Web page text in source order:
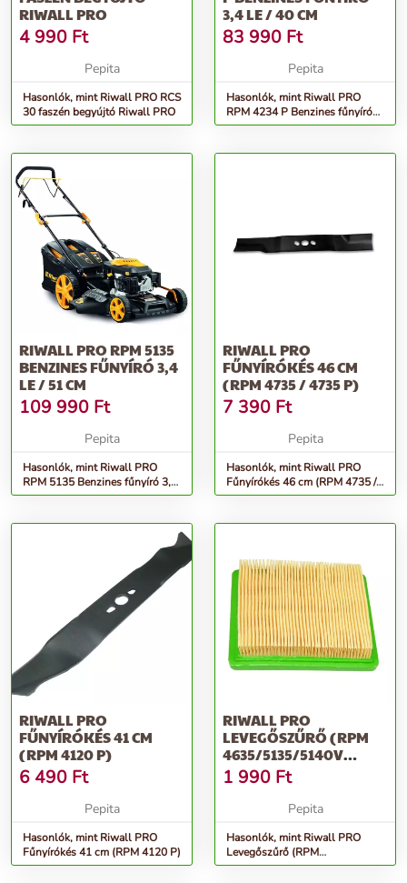
RIWALL PRO
4 990 Ft
Pepita
Hasonlók, mint Riwall PRO RCS
30 faszén begyújtó Riwall PRO
3,4 LE / 40 CM
83 990 Ft
Pepita
Hasonlók, mint Riwall PRO
RPM 4234 P Benzines fűnyíró
3,4 LE / 40 cm
RIWALL PRO RPM 5135
BENZINES FŰNYÍRÓ 3,4
LE / 51 CM
109 990 Ft
Pepita
Hasonlók, mint Riwall PRO
RPM 5135 Benzines fűnyíró 3,4
LE / 51 cm
RIWALL PRO
FŰNYÍRÓKÉS 46 CM
(RPM 4735 / 4735 P)
7 390 Ft
Pepita
Hasonlók, mint Riwall PRO
Fűnyírókés 46 cm (RPM 4735 /
4735 P)
RIWALL PRO
FŰNYÍRÓKÉS 41 CM
(RPM 4120 P)
6 490 Ft
Pepita
Hasonlók, mint Riwall PRO
Fűnyírókés 41 cm (RPM 4120 P)
RIWALL PRO
LEVEGŐSZŰRŐ (RPM
4635/5135/5140V
MOTOR T475/575)
1 990 Ft
Pepita
Hasonlók, mint Riwall PRO
Levegőszűrő (RPM
4635/5135/5140V motor